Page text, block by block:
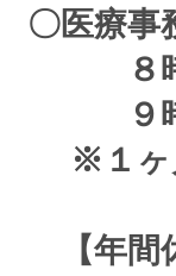
〇医療事
８時３
９時０
※１ヶ月
【年間